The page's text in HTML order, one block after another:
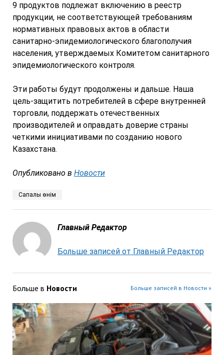
9 продуктов подлежат включению в реестр
продукции, не соответствующей требованиям
нормативных правовых актов в области
санитарно-эпидемиологического благополучия
населения, утверждаемых Комитетом санитарного
эпидемиологического контроля.
Эти работы будут продолжены и дальше. Наша
цель-защитить потребителей в сфере внутренней
торговли, поддержать отечественных
производителей и оправдать доверие страны
четкими инициативами по созданию нового
Казахстана.
Опубликовано в Новости
Сапалы өнім
Главный Редактор
Больше записей от Главный Редактор
Больше в Новости Больше записей в Новости »